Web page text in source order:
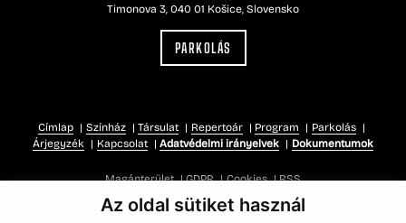
Az oldal sütiket használ
Timonova 3, 040 01 Košice, Slovensko
PARKOLÁS
Címlap Színház Társulat Repertoár Program
Parkolás
Árjegyzék
Kapcsolat Adatvédelmi irányelvek Dokumentumok
Magánterület GDPR Cookies RSS